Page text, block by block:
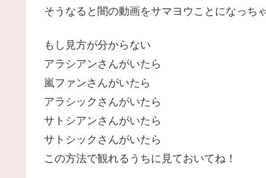
そうなると闇の動画をサマヨウことになっち
もし見方が分からない
アラシアンさんがいたら
嵐ファンさんがいたら
アラシックさんがいたら
サトシアンさんがいたら
サトシックさんがいたら
この方法で観れるうちに見ておいてね！